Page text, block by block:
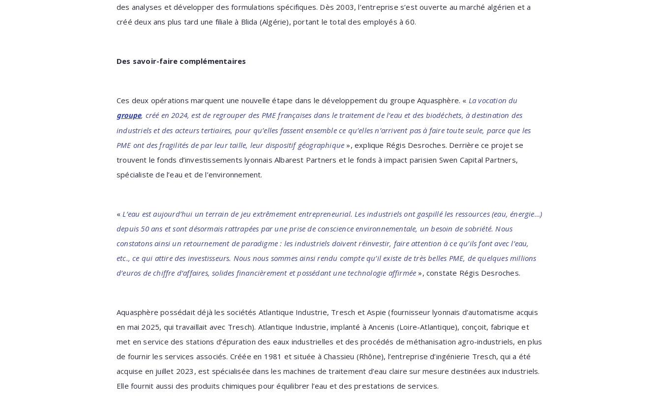
des analyses et développer des formulations spécifiques. Dès 2003, l’entreprise s’est ouverte au marché algérien et a
créé deux ans plus tard une filiale à Blida (Algérie), portant le total des employés à 60.
Des savoir-faire complémentaires
Ces deux opérations marquent une nouvelle étape dans le développement du groupe Aquasphère. « La vocation du
groupe, créé en 2024, est de regrouper des PME françaises dans le traitement de l’eau et des biodéchets, à destination des
industriels et des acteurs tertiaires, pour qu’elles fassent ensemble ce qu’elles n’arrivent pas à faire toute seule, parce que les
PME ont des fragilités de par leur taille, leur dispositif géographique », explique Régis Desroches. Derrière ce projet se
trouvent le fonds d’investissements lyonnais Albarest Partners et le fonds à impact parisien Swen Capital Partners,
spécialiste de l’eau et de l’environnement.
«L’eau est aujourd’hui un terrain de jeu extrêmement entrepreneurial. Les industriels ont gaspillé les ressources (eau, énergie…)
depuis 50 ans et sont désormais rattrapées par une prise de conscience environnementale, un besoin de sobriété. Nous
constatons ainsi un retournement de paradigme : les industriels doivent réinvestir, faire attention à ce qu’ils font avec l’eau,
etc., ce qui attire des investisseurs. Nous nous sommes ainsi rendu compte qu’il existe de très belles PME, de quelques millions
d’euros de chiffre d’affaires, solides financièrement et possédant une technologie affirmée », constate Régis Desroches.
Aquasphère possédait déjà les sociétés Atlantique Industrie, Tresch et Aspie (fournisseur lyonnais d’automatisme acquis
en mai 2025, qui travaillait avec Tresch). Atlantique Industrie, implanté à Ancenis (Loire-Atlantique), conçoit, fabrique et
met en service des stations d’épuration des eaux industrielles et des procédés de méthanisation agro-industriels, en plus
de fournir les services associés. Créée en 1981 et située à Chassieu (Rhône), l’entreprise d’ingénierie Tresch, qui a été
acquise en juillet 2023, est spécialisée dans les machines de traitement d’eau claire sur mesure destinées aux industriels.
Elle fournit aussi des produits chimiques pour équilibrer l’eau et des prestations de services.